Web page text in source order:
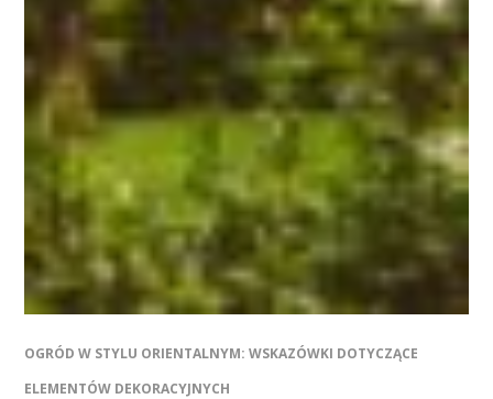
OGRÓD W STYLU ORIENTALNYM: WSKAZÓWKI DOTYCZĄCE
ELEMENTÓW DEKORACYJNYCH